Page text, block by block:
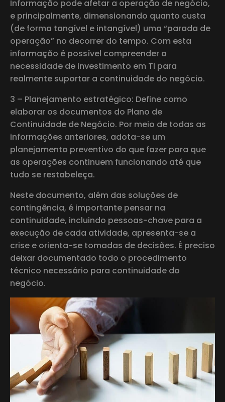
Informação pode afetar a operação de negócio,
e principalmente, dimensionando quanto custa
(de forma tangível e intangível) uma “parada de
operação” no decorrer do tempo. Com esta
informação é possível compreender a
necessidade de investimento em TI para
realmente suportar a continuidade do negócio.
3 – Planejamento estratégico: Define como
elaborar os documentos do Plano de
Continuidade de Negócio. Por meio de todas as
informações anteriores, adota-se um
planejamento preventivo do que fazer para que
as operações continuem funcionando até que
tudo se restabeleça.
Neste documento, além das soluções de
contingência, é importante pensar na
continuidade, incluindo pessoas-chave para a
execução de cada atividade, apresenta-se a
crise e orienta-se tomadas de decisões. É preciso
deixar documentado todo o procedimento
técnico necessário para continuidade do
negócio.